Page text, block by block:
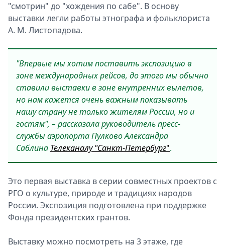
"смотрин" до "хождения по сабе". В основу
выставки легли работы этнографа и фольклориста
А. М. Листопадова.
"Впервые мы хотим поставить экспозицию в
зоне международных рейсов, до этого мы обычно
ставили выставки в зоне внутренних вылетов,
но нам кажется очень важным показывать
нашу страну не только жителям России, но и
гостям", – рассказала руководитель пресс-
службы аэропорта Пулково Александра
Саблина Телеканалу "Санкт-Петербург".
Это первая выставка в серии совместных проектов с
РГО о культуре, природе и традициях народов
России. Экспозиция подготовлена при поддержке
Фонда президентских грантов.
Выставку можно посмотреть на 3 этаже, где